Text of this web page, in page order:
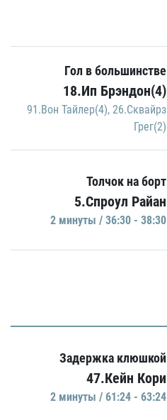
Гол в большинстве
18.Ип Брэндон(4)
91.Вон Тайлер(4), 26.Сквайрз
Грег(2)
Толчок на борт
5.Спроул Райан
2 минуты / 36:30 - 38:30
Задержка клюшкой
47.Кейн Кори
2 минуты / 61:24 - 63:24